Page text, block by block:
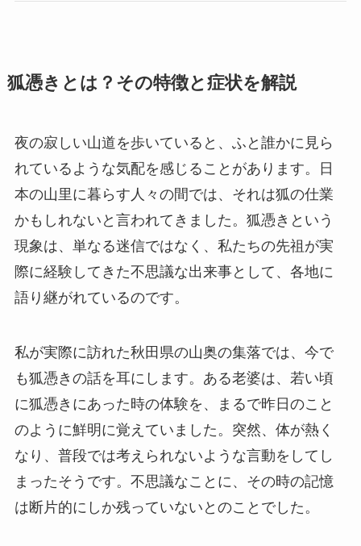
狐憑きとは？その特徴と症状を解説
夜の寂しい山道を歩いていると、ふと誰かに見ら
れているような気配を感じることがあります。日
本の山里に暮らす人々の間では、それは狐の仕業
かもしれないと言われてきました。狐憑きという
現象は、単なる迷信ではなく、私たちの先祖が実
際に経験してきた不思議な出来事として、各地に
語り継がれているのです。
私が実際に訪れた秋田県の山奥の集落では、今で
も狐憑きの話を耳にします。ある老婆は、若い頃
に狐憑きにあった時の体験を、まるで昨日のこと
のように鮮明に覚えていました。突然、体が熱く
なり、普段では考えられないような言動をしてし
まったそうです。不思議なことに、その時の記憶
は断片的にしか残っていないとのことでした。